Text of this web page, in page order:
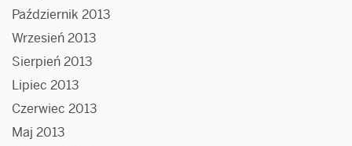
Październik 2013
Wrzesień 2013
Sierpień 2013
Lipiec 2013
Czerwiec 2013
Maj 2013